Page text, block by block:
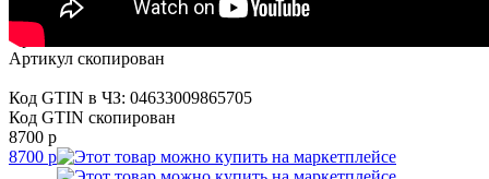
Арт.:
Артикул скопирован
Код GTIN в ЧЗ: 04633009865705
Код GTIN скопирован
8700 р
8700 р